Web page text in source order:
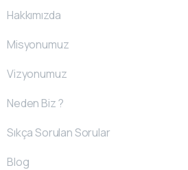
Hakkımızda
Misyonumuz
Vizyonumuz
Neden Biz ?
Sıkça Sorulan Sorular
Blog